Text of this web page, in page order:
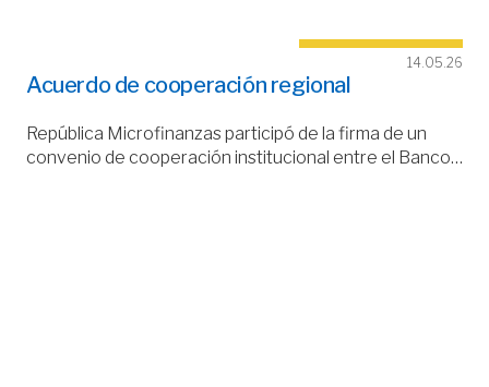
14.05.26
Acuerdo de cooperación regional
República Microfinanzas participó de la firma de un
convenio de cooperación institucional entre el Banco…